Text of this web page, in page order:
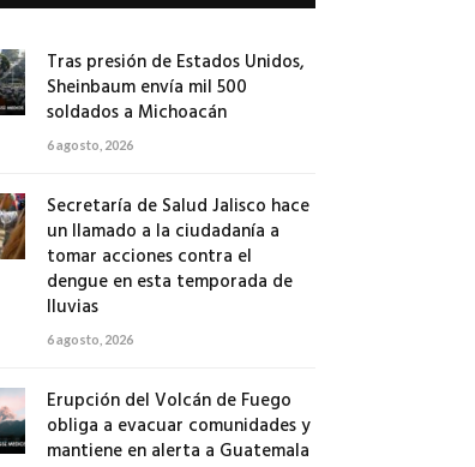
Tras presión de Estados Unidos,
Sheinbaum envía mil 500
soldados a Michoacán
6 agosto, 2026
Secretaría de Salud Jalisco hace
un llamado a la ciudadanía a
tomar acciones contra el
dengue en esta temporada de
lluvias
6 agosto, 2026
Erupción del Volcán de Fuego
obliga a evacuar comunidades y
mantiene en alerta a Guatemala